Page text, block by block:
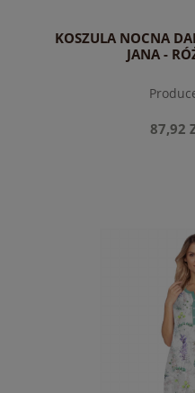
KOSZULA NOCNA
JANA -
87,92
do